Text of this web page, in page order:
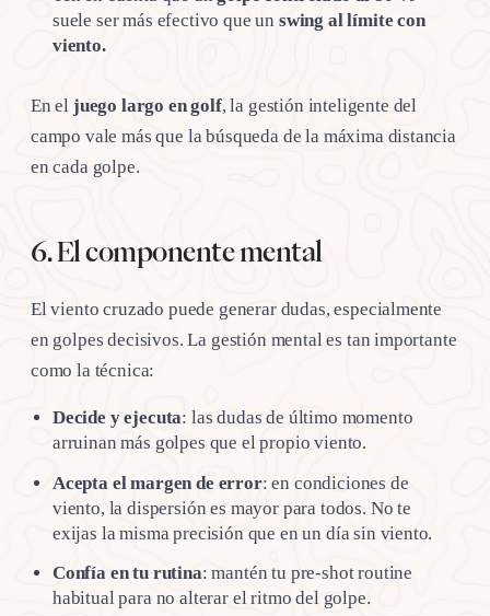
suele ser más efectivo que un swing al límite con
viento.
En el juego largo en golf, la gestión inteligente del
campo vale más que la búsqueda de la máxima distancia
en cada golpe.
6. El componente mental
El viento cruzado puede generar dudas, especialmente
en golpes decisivos. La gestión mental es tan importante
como la técnica:
Decide y ejecuta: las dudas de último momento
arruinan más golpes que el propio viento.
Acepta el margen de error: en condiciones de
viento, la dispersión es mayor para todos. No te
exijas la misma precisión que en un día sin viento.
Confía en tu rutina: mantén tu pre-shot routine
habitual para no alterar el ritmo del golpe.